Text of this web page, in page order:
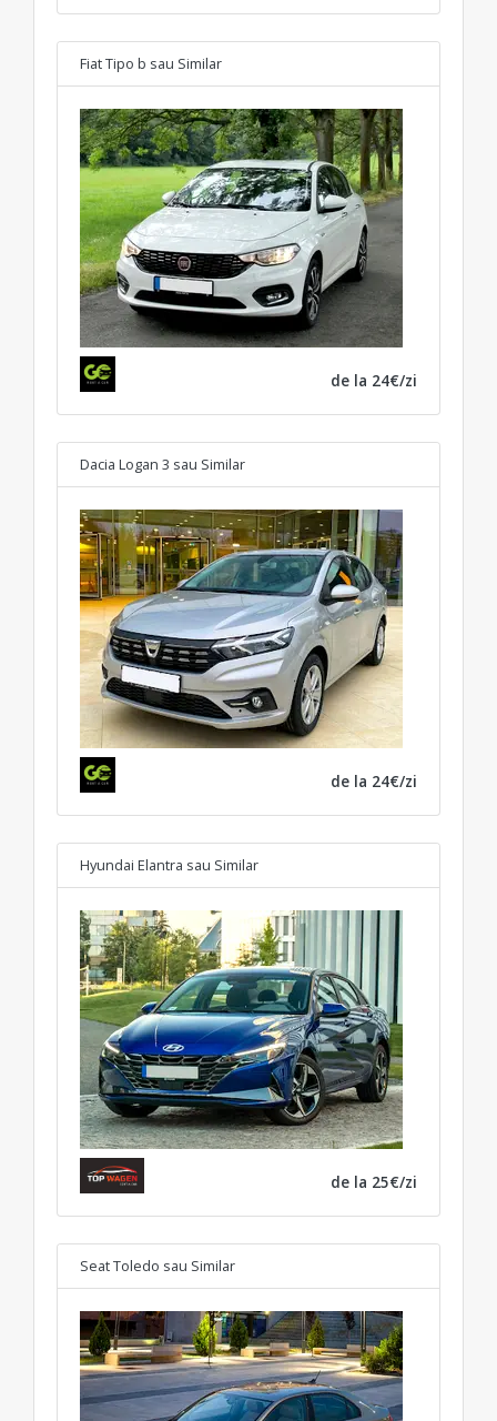
Fiat Tipo b sau Similar
de la 24€/zi
Dacia Logan 3 sau Similar
de la 24€/zi
Hyundai Elantra sau Similar
de la 25€/zi
Seat Toledo sau Similar